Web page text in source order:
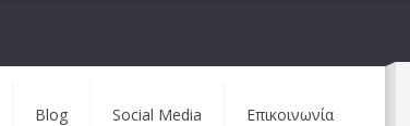
Blog Social Media Επικοινωνία